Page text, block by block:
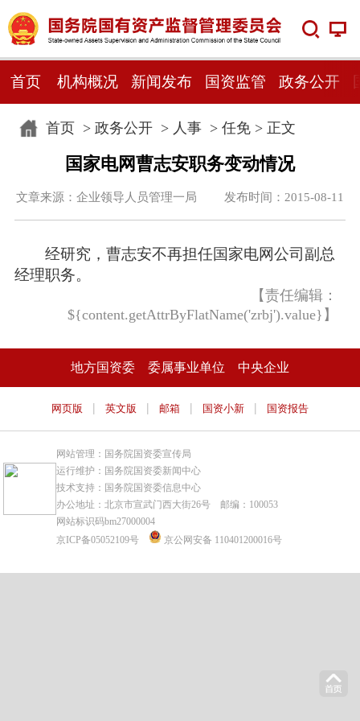
首页 机构概况 新闻发布 国资监管 政务公开
首页> 政务公开> 人事> 任免> 正文
国家电网曹志安职务变动情况
文章来源：企业领导人员管理一局 发布时间：2015-08-11
经研究，曹志安不再担任国家电网公司副总
经理职务。
【责任编辑：
${content.getAttrByFlatName('zrbj').value}】
地方国资委 委属事业单位 中央企业
网页版 | 英文版 | 邮箱 | 国资小新 | 国资报告
网站管理：国务院国资委宣传局
运行维护：国务院国资委新闻中心
技术支持：国务院国资委信息中心
办公地址：北京市宣武门西大街26号 邮编：100053
网站标识码bm27000004
京ICP备05052109号
京公网安备 110401200016号